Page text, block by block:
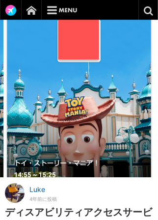
Luke
4年前に投稿
ディスアビリティアクセスサービ